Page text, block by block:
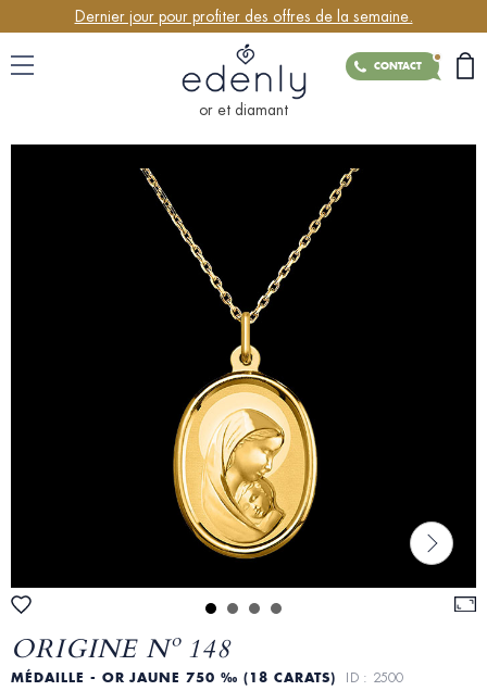
Dernier jour pour profiter des offres de la semaine.
CONTACT
or et diamant
ORIGINE Nº 148
MÉDAILLE - OR JAUNE 750 ‰ (18 CARATS) ID : 2500